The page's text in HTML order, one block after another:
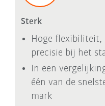
Sterk
Hoge flexibiliteit,
precisie bij het
In een
één van de
mark